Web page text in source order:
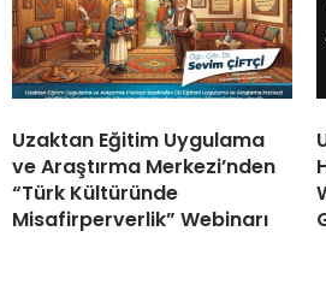
Uzaktan Eğitim Uygulama
ve Araştırma Merkezi’nden
“Türk Kültüründe
Misafirperverlik” Webinarı